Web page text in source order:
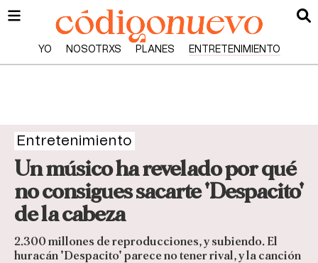
YO NOSOTRXS PLANES ENTRETENIMIENTO
Entretenimiento
Un músico ha revelado por qué
no consigues sacarte 'Despacito'
de la cabeza
2.300 millones de reproducciones, y subiendo. El
huracán 'Despacito' parece no tener rival, y la canción